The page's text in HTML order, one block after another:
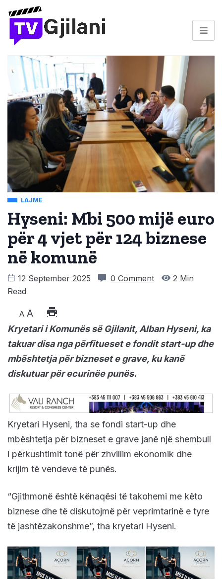
LAJME
Hyseni: Mbi 500 mijë euro
për 4 vjet për 124 biznese
në komunë
12 September 2025 0 Comment
2 Min
Read
A A
Kryetari i Komunës së Gjilanit, Alban Hyseni, ka
takuar disa nga përfitueset e fondit start-up dhe
mbështetja për bizneset e grave, ku kanë
diskutuar për ecurinëe punës.
Kryetari Hyseni, tha se fondi start-up dhe
mbështetja për bizneset e grave janë një shembull
i përkushtimit tonë për zhvillim ekonomik dhe
krijim të vendeve të punës.
“Gjithmonë është kënaqësi të takohemi me këto
biznese dhe të diskutojmë për veprimtarinë e tyre
të jashtëzakonshme”, tha kryetari Hyseni.